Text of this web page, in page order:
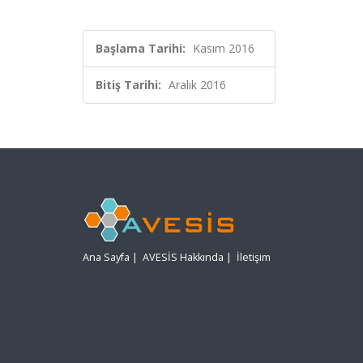
Başlama Tarihi: Kasım 2016
Bitiş Tarihi: Aralık 2016
Ana Sayfa | AVESİS Hakkında | İletişim